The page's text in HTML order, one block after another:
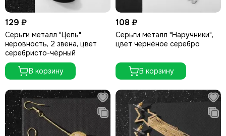
129 ₽
Серьги металл "Цепь"
неровность, 2 звена, цвет
серебристо-чёрный
В корзину
108 ₽
Серьги металл "Наручники",
цвет чернёное серебро
В корзину